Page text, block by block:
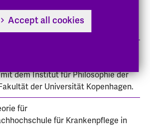
für
Abteilung für Informatik und
in PhilosophieDas Dänische
und Pflegeforschung in
dem Institut für Philosophie der
der Universität Kopenhagen.
für
für Krankenpflege in
Accept all cookies